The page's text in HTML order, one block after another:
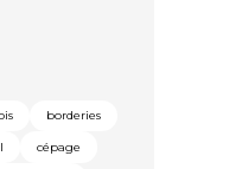
borderies
cépage